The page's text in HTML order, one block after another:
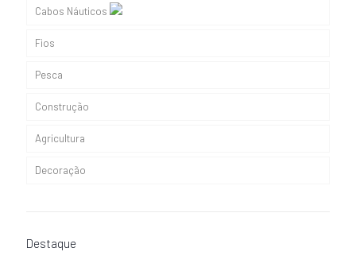
Cabos Náuticos
Cabos de Adriça
Cabos de Amarração
Cabos Elásticos
Cabos Escota
Cabos Nauticos Ganchetas
Fios
Pesca
Construção
Agricultura
Decoração
Destaque